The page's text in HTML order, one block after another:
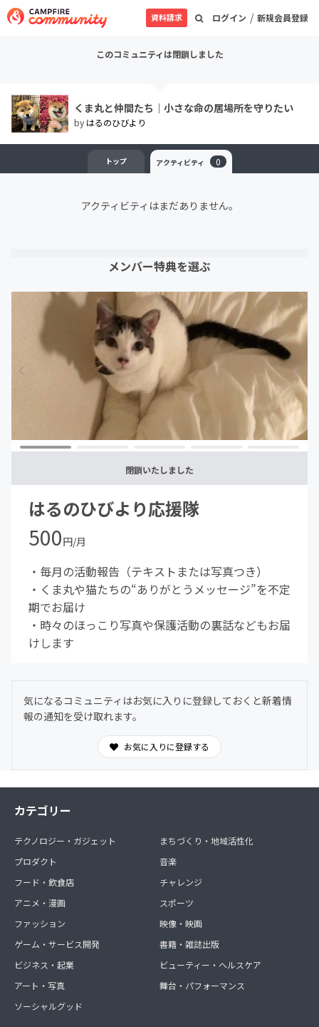
ログイン / 新規会員登録
資料請求
このコミュニティは閉鎖しました
くま丸と仲間たち｜小さな命の居場所を守りたい
by はるのひびより
トップ アクティビティ 0
アクティビティはまだありません。
メンバー特典を選ぶ
閉鎖いたしました
はるのひびより応援隊
500円/月
・毎月の活動報告（テキストまたは写真つき）
・くま丸や猫たちの“ありがとうメッセージ”を不定
期でお届け
・時々のほっこり写真や保護活動の裏話などもお届
けします
気になるコミュニティはお気に入りに登録しておくと新着情
報の通知を受け取れます。
お気に入りに登録する
カテゴリー
テクノロジー・ガジェット
プロダクト
フード・飲食店
アニメ・漫画
ファッション
ゲーム・サービス開発
ビジネス・起業
アート・写真
ソーシャルグッド
まちづくり・地域活性化
音楽
チャレンジ
スポーツ
映像・映画
書籍・雑誌出版
ビューティー・ヘルスケア
舞台・パフォーマンス